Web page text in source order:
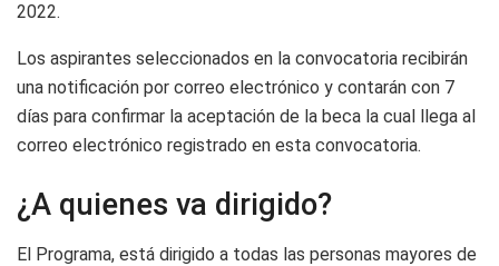
2022.
Los aspirantes seleccionados en la convocatoria recibirán
una notificación por correo electrónico y contarán con 7
días para confirmar la aceptación de la beca la cual llega al
correo electrónico registrado en esta convocatoria.
¿A quienes va dirigido?
El Programa, está dirigido a todas las personas mayores de